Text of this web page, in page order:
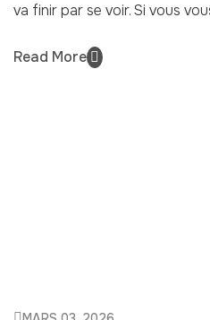
va finir par se voir. Si vous
Read More